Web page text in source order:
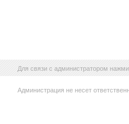
Для связи с администратором
Администрация не несет